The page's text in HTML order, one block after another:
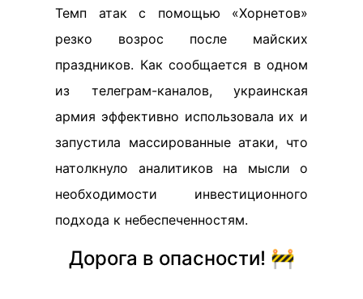
Темп атак с помощью «Хорнетов»
резко возрос после майских
праздников. Как сообщается в одном
из телеграм-каналов, украинская
армия эффективно использовала их и
запустила массированные атаки, что
натолкнуло аналитиков на мысли о
необходимости инвестиционного
подхода к небеспеченностям.
Дорога в опасности! 🚧